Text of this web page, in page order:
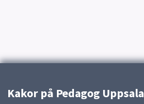
Kakor på Pedagog Uppsala